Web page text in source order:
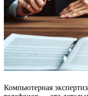
Компьютерная